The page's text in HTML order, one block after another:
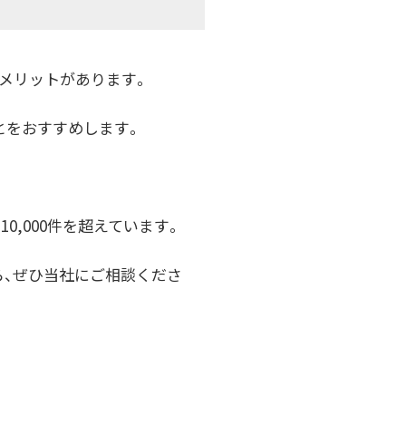
ットがあります。
おすすめします。
件を超えています。
ぜひ当社にご相談くださ